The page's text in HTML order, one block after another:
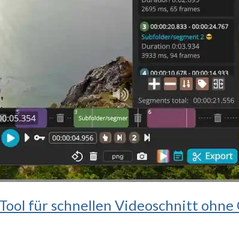
für schnellen Videoschnitt